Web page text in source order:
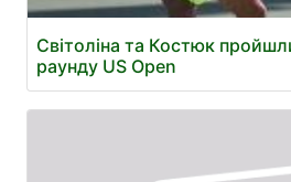
Світоліна та Костюк
раунду US Open